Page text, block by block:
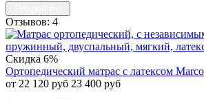
Отзывов: 4
Скидка 6%
Ортопедический матрас с латексом Marco
от 22 120 руб 23 400 руб